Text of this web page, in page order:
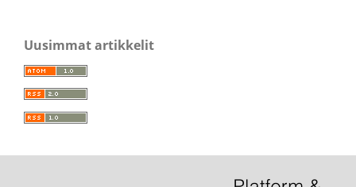
Uusimmat artikkelit